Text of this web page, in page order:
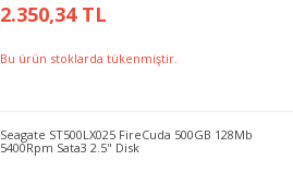
2.350,34 TL
Bu ürün stoklarda tükenmiştir.
Seagate ST500LX025 FireCuda 500GB 128Mb
5400Rpm Sata3 2.5" Disk